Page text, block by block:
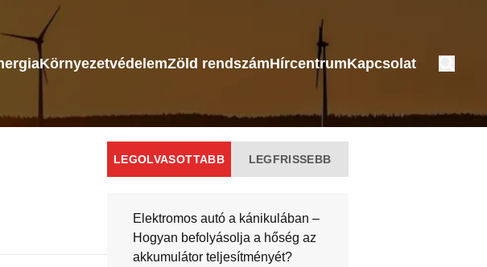
KörnyezetvédelemZöld rendszámHírcentrumKapcsolat
LEGOLVASOTTABB LEGFRISSEBB
Elektromos autó a kánikulában –
Hogyan befolyásolja a hőség az
akkumulátor teljesítményét?